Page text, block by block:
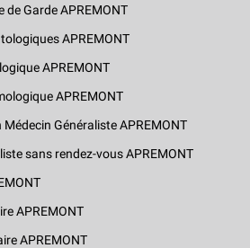
de Garde APREMONT
APREMONT
APREMONT
APREMONT
Généraliste APREMONT
sans rendez-vous APREMONT
APREMONT
APREMONT